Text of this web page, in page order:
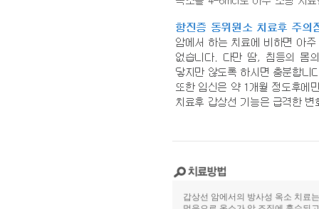
갑상선 암에서의 방사성 옥소 치료